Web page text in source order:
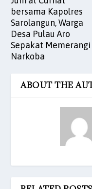
bersama Kapolres
Sarolangun, Warga
Desa Pulau Aro
Sepakat Memerangi
Narkoba
ABOUT THE